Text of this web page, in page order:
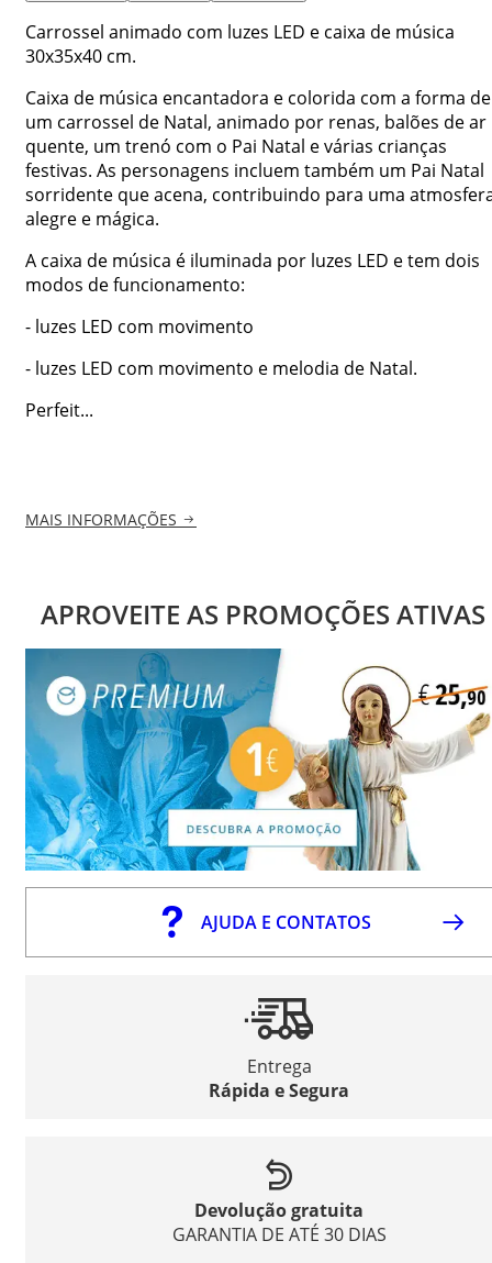
Carrossel animado com luzes LED e caixa de música
30x35x40 cm.
Caixa de música encantadora e colorida com a forma de
um carrossel de Natal, animado por renas, balões de ar
quente, um trenó com o Pai Natal e várias crianças
festivas. As personagens incluem também um Pai Natal
sorridente que acena, contribuindo para uma
alegre e mágica.
A caixa de música é iluminada por luzes LED e tem dois
modos de funcionamento:
- luzes LED com movimento
- luzes LED com movimento e melodia de Natal.
Perfeit...
MAIS INFORMAÇÕES
APROVEITE AS PROMOÇÕES ATIVAS
AJUDA E CONTATOS
Entrega
Rápida e Segura
Devolução gratuita
GARANTIA DE ATÉ 30 DIAS